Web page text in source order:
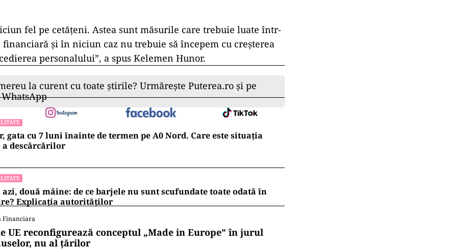
fel pe cetăţeni. Astea sunt măsurile care trebuie luate într-
financiară şi în niciun caz nu trebuie să începem cu creşterea
personalului”, a spus Kelemen Hunor.
la curent cu toate știrile? Urmărește Puterea.ro și pe
gata cu 7 luni înainte de termen pe A0 Nord. Care este situația
a descărcărilor
azi, două mâine: de ce barjele nu sunt scufundate toate odată în
Explicația autorităților
Financiara
UE reconfigurează conceptul „Made in Europe” în jurul
nu al țărilor